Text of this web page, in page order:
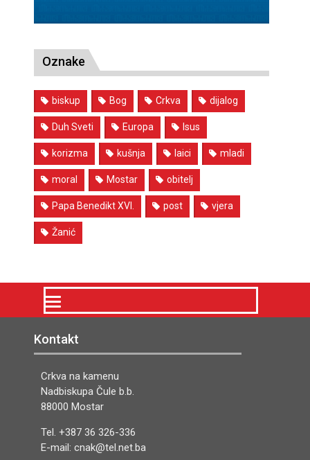
Oznake
biskup Bog Crkva dijalog
Duh Sveti Europa Isus
korizma kušnja laici mladi
moral Mostar obitelj
Papa Benedikt XVI. post vjera
Žanić
Kontakt
Crkva na kamenu
Nadbiskupa Čule b.b.
88000 Mostar
Tel. +387 36 326-336
E-mail: cnak@tel.net.ba